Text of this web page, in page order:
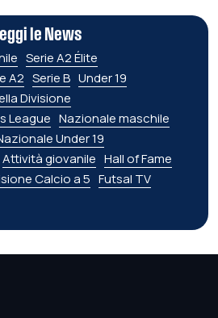
le News
Serie A2 Élite
A2 Serie B Under 19
Divisione
League Nazionale maschile
Under 19
Attività giovanile Hall of Fame
Calcio a 5 Futsal TV